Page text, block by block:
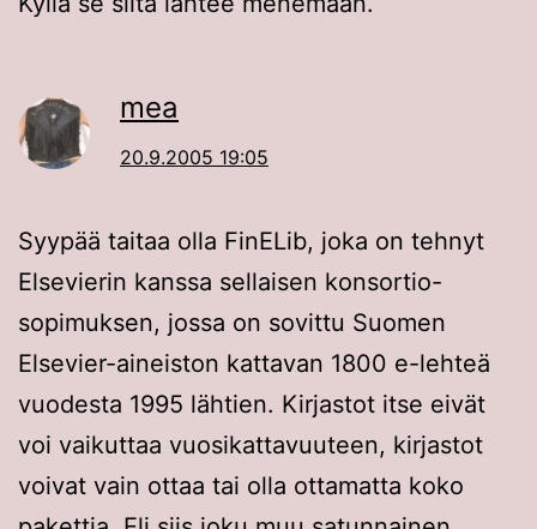
mea
20.9.2005 19:05
Syypää taitaa olla FinELib, joka on tehnyt
Elsevierin kanssa sellaisen konsortio-
sopimuksen, jossa on sovittu Suomen
Elsevier-aineiston kattavan 1800 e-lehteä
vuodesta 1995 lähtien. Kirjastot itse eivät
voi vaikuttaa vuosikattavuuteen, kirjastot
voivat vain ottaa tai olla ottamatta koko